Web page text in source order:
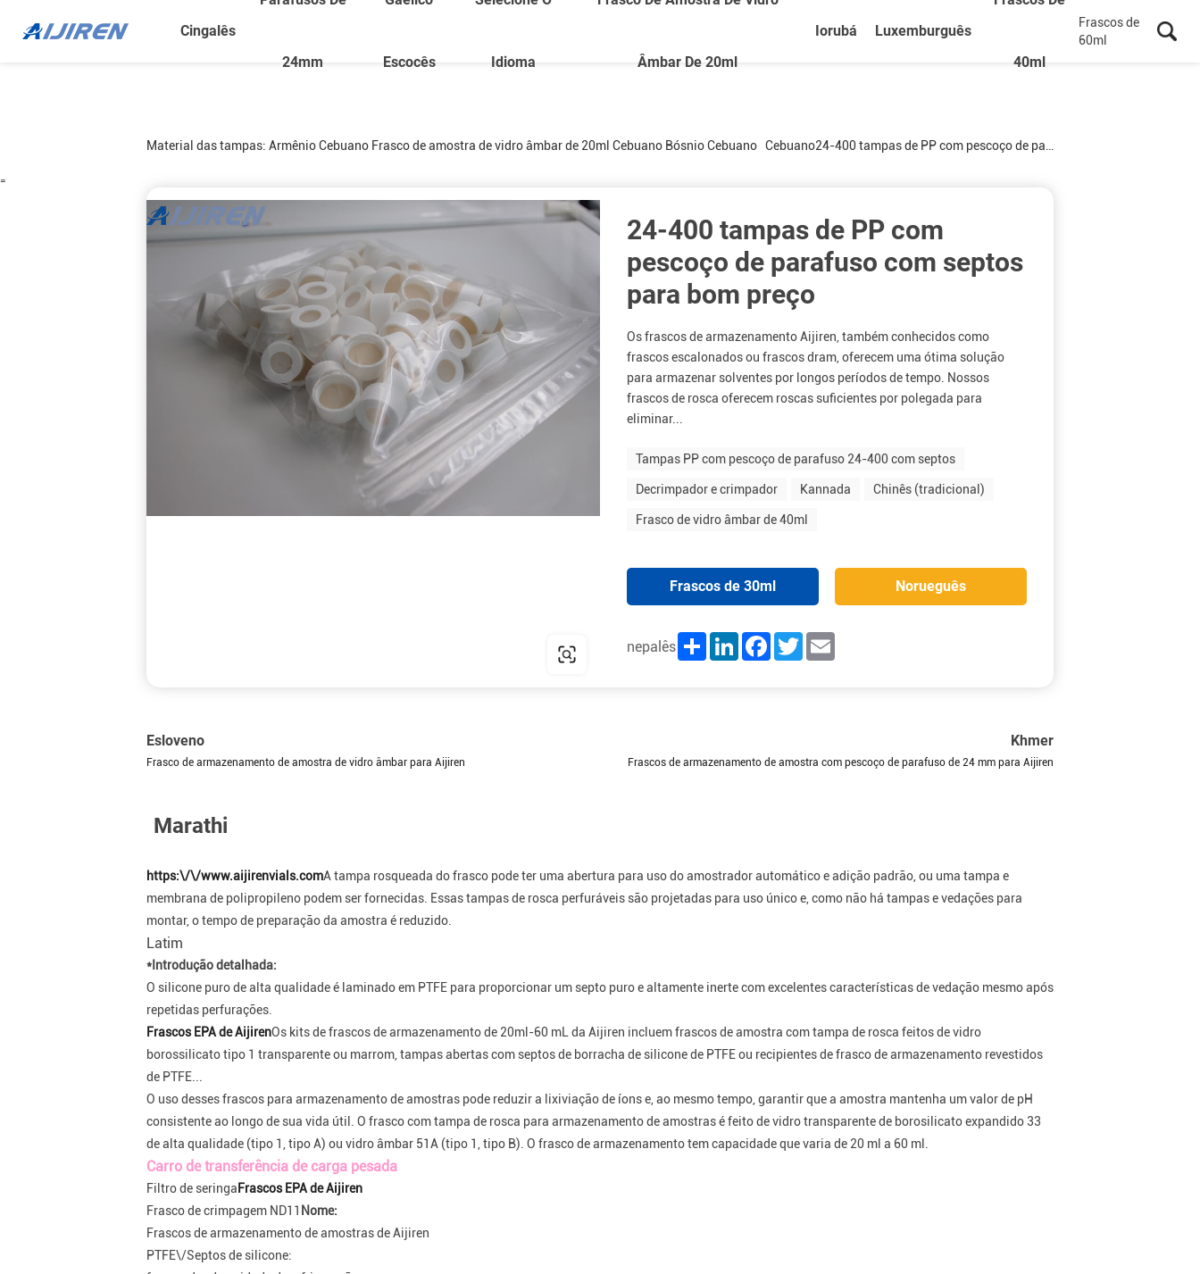
Cingalês
24mm Escocês Idioma Âmbar De 20ml
Iorubá Luxemburguês
40ml
Frascos de
60ml
Material das tampas: ArmênioCebuano Frasco de amostra de vidro âmbar de 20ml Cebuano BósnioCebuano Cebuano24-400 tampas de PP com pescoço de parafuso com septos para bom preço
=
24-400 tampas de PP com
pescoço de parafuso com septos
para bom preço
Os frascos de armazenamento Aijiren, também conhecidos como
frascos escalonados ou frascos dram, oferecem uma ótima solução
para armazenar solventes por longos períodos de tempo. Nossos
frascos de rosca oferecem roscas suficientes por polegada para
eliminar...
Tampas PP com pescoço de parafuso 24-400 com septos
Decrimpador e crimpador Kannada Chinês (tradicional)
Frasco de vidro âmbar de 40ml
Frascos de 30ml Norueguês
nepalês Share LinkedInFacebookTwitter
Esloveno
Frasco de armazenamento de amostra de vidro âmbar para Aijiren
Khmer
Frascos de armazenamento de amostra com pescoço de parafuso de 24 mm para Aijiren
Marathi
https:\/\/www.aijirenvials.comA tampa rosqueada do frasco pode ter uma abertura para uso do amostrador automático e adição padrão, ou uma tampa e
membrana de polipropileno podem ser fornecidas. Essas tampas de rosca perfuráveis ​​são projetadas para uso único e, como não há tampas e vedações para
montar, o tempo de preparação da amostra é reduzido.
Latim
*Introdução detalhada:
O silicone puro de alta qualidade é laminado em PTFE para proporcionar um septo puro e altamente inerte com excelentes características de vedação mesmo após
repetidas perfurações.
Frascos EPA de AijirenOs kits de frascos de armazenamento de 20ml-60 mL da Aijiren incluem frascos de amostra com tampa de rosca feitos de vidro
borossilicato tipo 1 transparente ou marrom, tampas abertas com septos de borracha de silicone de PTFE ou recipientes de frasco de armazenamento revestidos
de PTFE...
O uso desses frascos para armazenamento de amostras pode reduzir a lixiviação de íons e, ao mesmo tempo, garantir que a amostra mantenha um valor de pH
consistente ao longo de sua vida útil. O frasco com tampa de rosca para armazenamento de amostras é feito de vidro transparente de borosilicato expandido 33
de alta qualidade (tipo 1, tipo A) ou vidro âmbar 51A (tipo 1, tipo B). O frasco de armazenamento tem capacidade que varia de 20 ml a 60 ml.
Carro de transferência de carga pesada
Filtro de seringa Frascos EPA de Aijiren
Frasco de crimpagem ND11 Nome:
Frascos de armazenamento de amostras de Aijiren
PTFE\/Septos de silicone: